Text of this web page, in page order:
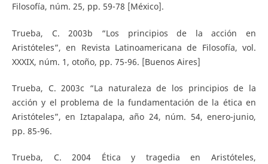
Filosofía, núm. 25, pp. 59-78 [México].
Trueba, C. 2003b “Los principios de la acción en
Aristóteles”, en Revista Latinoamericana de Filosofía, vol.
XXXIX, núm. 1, otoño, pp. 75-96. [Buenos Aires]
Trueba, C. 2003c “La naturaleza de los principios de la
acción y el problema de la fundamentación de la ética en
Aristóteles”, en Iztapalapa, año 24, núm. 54, enero-junio,
pp. 85-96.
Trueba, C. 2004 Ética y tragedia en Aristóteles,